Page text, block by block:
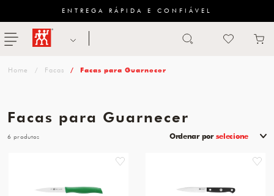
ENTREGA RÁPIDA E CONFIÁVEL
menu ZWILLING
Facas Facas para Guarnecer
Facas para Guarnecer
Ordenar por selecione
6
favorite